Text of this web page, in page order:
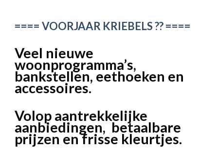
==== VOORJAAR KRIEBELS ?? ====
Veel nieuwe
woonprogramma’s,
bankstellen, eethoeken en
accessoires.
Volop aantrekkelijke
aanbiedingen, betaalbare
prijzen en frisse kleurtjes.